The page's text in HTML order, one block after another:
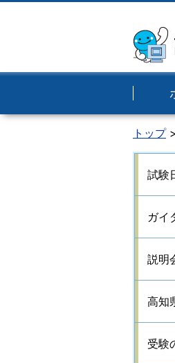
トップ
試験
ガイ
説明
高知
受験